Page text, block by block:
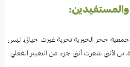
جمعية حجر الخيرية تجربة غيرت حياتي. ليس
لأنني شعرت أنني جزء من التغيير الفعلي